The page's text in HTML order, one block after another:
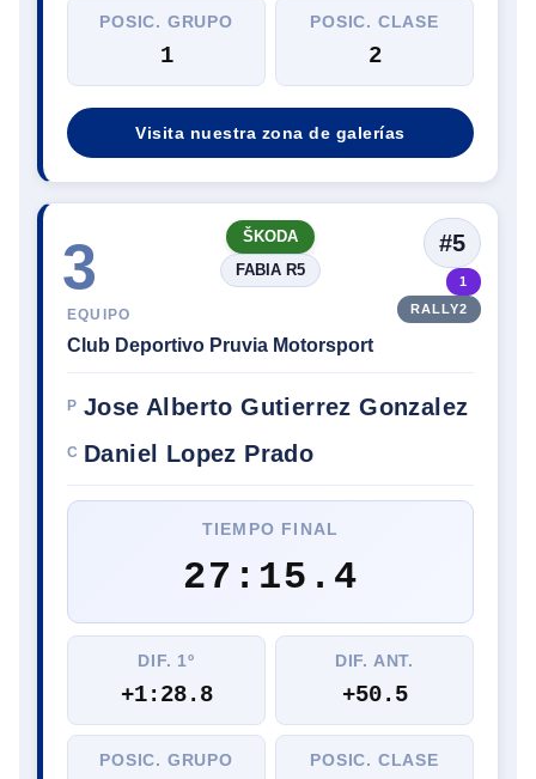
POSIC. GRUPO
1
POSIC. CLASE
2
Visita nuestra zona de galerías
3 #5
1
RALLY2
EQUIPO
Club Deportivo Pruvia Motorsport
ŠKODA
FABIA R5
P Jose Alberto Gutierrez Gonzalez
C Daniel Lopez Prado
TIEMPO FINAL
27:15.4
DIF. 1º
+1:28.8
DIF. ANT.
+50.5
POSIC. GRUPO POSIC. CLASE